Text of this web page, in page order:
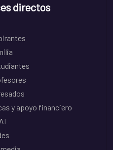
directos
y apoyo financiero